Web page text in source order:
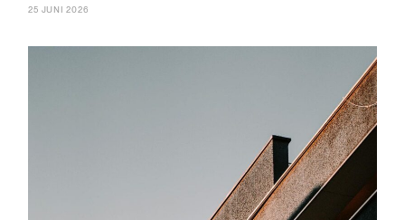
25 JUNI 2026